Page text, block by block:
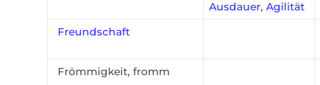
Ausdauer, Agilität
Freundschaft
Frömmigkeit, fromm